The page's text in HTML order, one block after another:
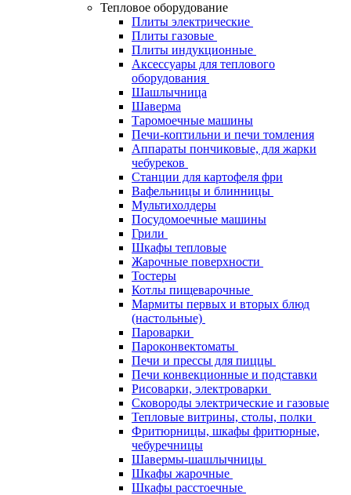
Тепловое оборудование
Плиты электрические
Плиты газовые
Плиты индукционные
Аксессуары для теплового
оборудования
Шашлычница
Шаверма
Таромоечные машины
Печи-коптильни и печи томления
Аппараты пончиковые, для жарки
чебуреков
Станции для картофеля фри
Вафельницы и блинницы
Мультихолдеры
Посудомоечные машины
Грили
Шкафы тепловые
Жарочные поверхности
Тостеры
Котлы пищеварочные
Мармиты первых и вторых блюд
(настольные)
Пароварки
Пароконвектоматы
Печи и прессы для пиццы
Печи конвекционные и подставки
Рисоварки, электроварки
Сковороды электрические и газовые
Тепловые витрины, столы, полки
Фритюрницы, шкафы фритюрные,
чебуречницы
Шавермы-шашлычницы
Шкафы жарочные
Шкафы расстоечные